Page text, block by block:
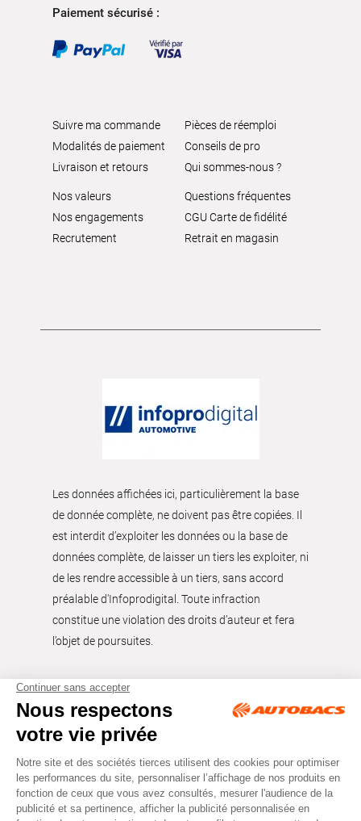
Paiement sécurisé :
Suivre ma commande
Modalités de paiement
Livraison et retours
Pièces de réemploi
Conseils de pro
Qui sommes-nous ?
Nos valeurs
Nos engagements
Recrutement
Questions fréquentes
CGU Carte de fidélité
Retrait en magasin
Les données affichées ici, particulièrement la base
de donnée complète, ne doivent pas être copiées. Il
est interdit d’exploiter les données ou la base de
données complète, de laisser un tiers les exploiter, ni
de les rendre accessible à un tiers, sans accord
préalable d'Infoprodigital. Toute infraction
constitue une violation des droits d’auteur et fera
l’objet de poursuites.
Tous droits réservés © Autobacs